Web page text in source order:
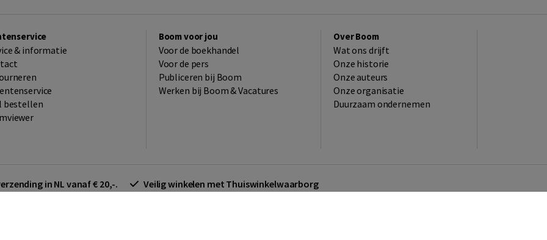
& informatie
bestellen
Boom voor jou
Voor de boekhandel
Voor de pers
Publiceren bij Boom
Werken bij Boom & Vacatures
Over Boom
Wat ons drijft
Onze historie
Onze auteurs
Onze organisatie
Duurzaam ondernemen
in NL vanaf € 20,-. Veilig winkelen met Thuiswinkelwaarborg